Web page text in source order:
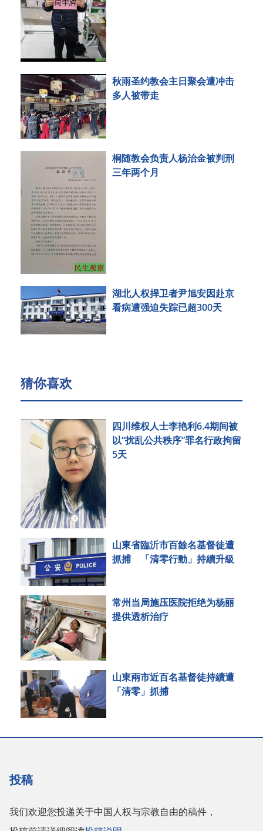
秋雨圣约教会主日聚会遭冲击
多人被带走
桐随教会负责人杨治金被判刑
三年两个月
湖北人权捍卫者尹旭安因赴京
看病遭强迫失踪已超300天
猜你喜欢
四川维权人士李艳利6.4期间被
以“扰乱公共秩序”罪名行政拘留
5天
山東省臨沂市百餘名基督徒遭
抓捕 「清零行動」持續升級
常州当局施压医院拒绝为杨丽
提供透析治疗
山東兩市近百名基督徒持續遭
「清零」抓捕
投稿
我们欢迎您投递关于中国人权与宗教自由的稿件，